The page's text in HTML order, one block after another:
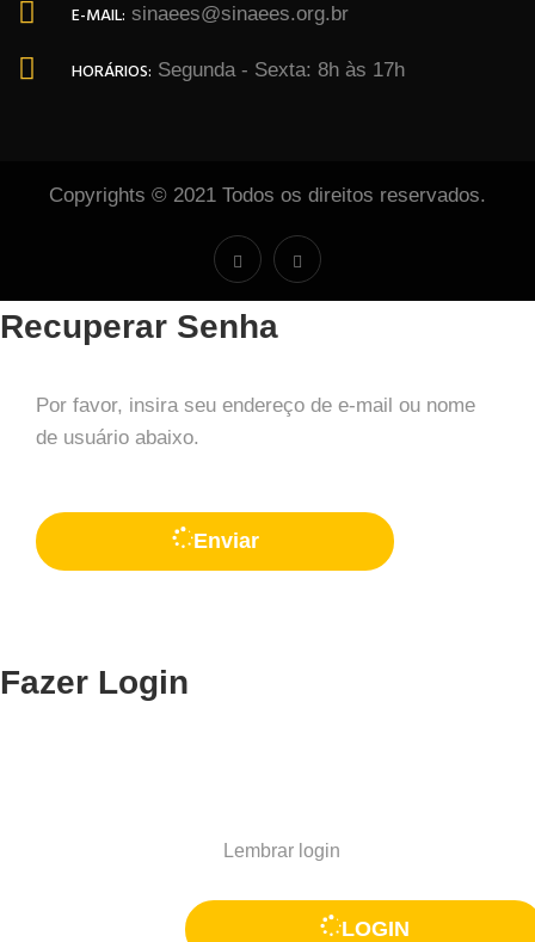
E-MAIL: sinaees@sinaees.org.br
HORÁRIOS: Segunda - Sexta: 8h às 17h
Copyrights © 2021 Todos os direitos reservados.
Recuperar Senha
Por favor, insira seu endereço de e-mail ou nome
de usuário abaixo.
Enviar
Fazer Login
Lembrar login
LOGIN
Não é um associado?